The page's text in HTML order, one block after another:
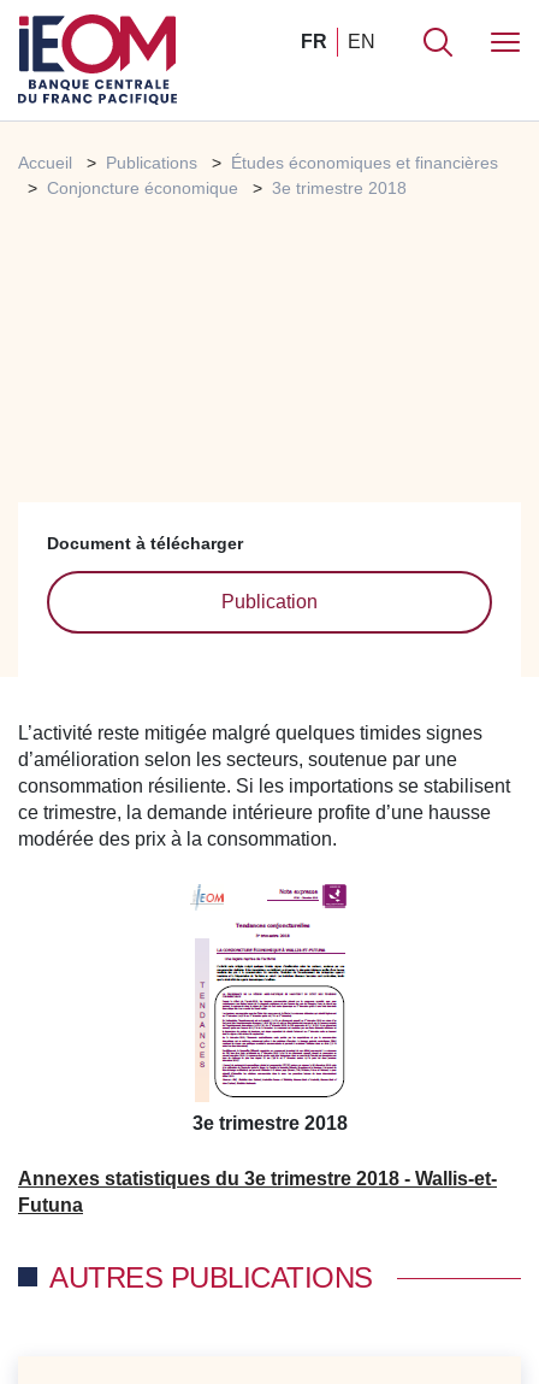
FR EN
Accueil Publications
Études économiques et financières
Conjoncture économique
3e trimestre 2018
Document à télécharger
Publication
L’activité reste mitigée malgré quelques timides signes
d’amélioration selon les secteurs, soutenue par une
consommation résiliente. Si les importations se stabilisent
ce trimestre, la demande intérieure profite d’une hausse
modérée des prix à la consommation.
3e trimestre 2018
Annexes statistiques du 3e trimestre 2018 - Wallis-et-
Futuna
AUTRES PUBLICATIONS